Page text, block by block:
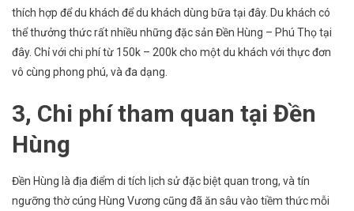
thích hợp để du khách để du khách dùng bữa tại đây. Du khách có
thể thưởng thức rất nhiều những đặc sản Đền Hùng – Phú Thọ tại
đây. Chỉ với chi phí từ 150k – 200k cho một du khách với thực đơn
vô cùng phong phú, và đa dạng.
3, Chi phí tham quan tại Đền
Hùng
Đền Hùng là địa điểm di tích lịch sử đặc biệt quan trong, và tín
ngưỡng thờ cúng Hùng Vương cũng đã ăn sâu vào tiềm thức mỗi